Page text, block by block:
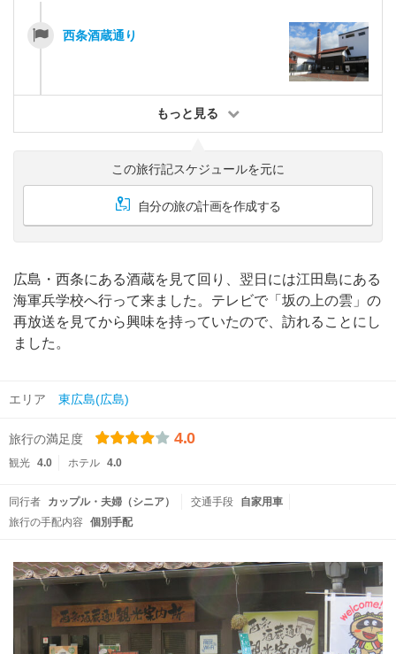
西条酒蔵通り
もっと見る
この旅行記スケジュールを元に
自分の旅の計画を作成する
広島・西条にある酒蔵を見て回り、翌日には江田島にある
海軍兵学校へ行って来ました。テレビで「坂の上の雲」の
再放送を見てから興味を持っていたので、訪れることにし
ました。
エリア 東広島(広島)
旅行の満足度 4.0
観光 4.0 ホテル 4.0
同行者 カップル・夫婦（シニア） 交通手段
自家用車
旅行の手配内容
個別手配